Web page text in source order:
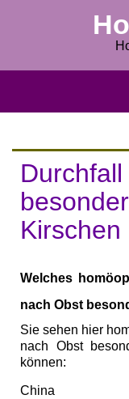
Kirschen
Welches
nach Obst
Sie sehen hier
nach Obst
können:
China